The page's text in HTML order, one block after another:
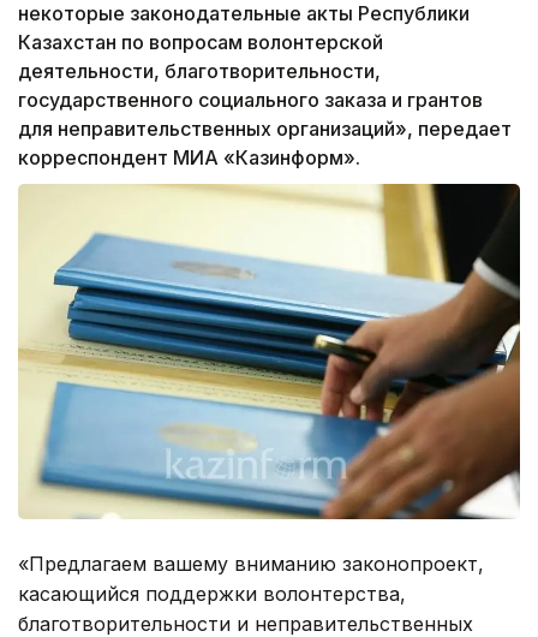
некоторые законодательные акты Республики
Казахстан по вопросам волонтерской
деятельности, благотворительности,
государственного социального заказа и грантов
для неправительственных организаций», передает
корреспондент МИА «Казинформ».
«Предлагаем вашему вниманию законопроект,
касающийся поддержки волонтерства,
благотворительности и неправительственных